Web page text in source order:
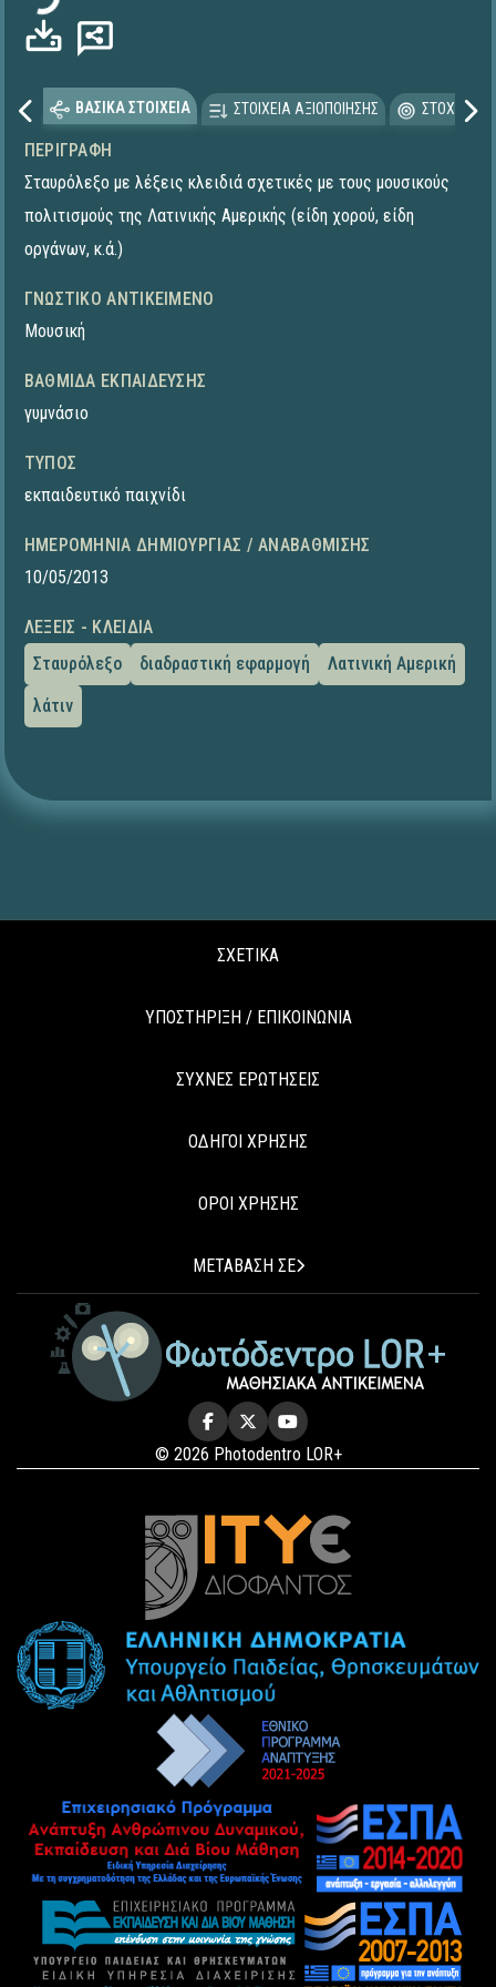
ΒΑΣΙΚΑ ΣΤΟΙΧΕΙΑ ΣΤΟΙΧΕΙΑ ΑΞΙΟΠΟΙΗΣΗΣ
ΠΕΡΙΓΡΑΦΉ
Σταυρόλεξο με λέξεις κλειδιά σχετικές με τους μουσικούς
πολιτισμούς της Λατινικής Αμερικής (είδη χορού, είδη
οργάνων, κ.ά.)
ΓΝΩΣΤΙΚΌ ΑΝΤΙΚΕΊΜΕΝΟ
Μουσική
ΒΑΘΜΊΔΑ ΕΚΠΑΊΔΕΥΣΗΣ
γυμνάσιο
ΤΎΠΟΣ
εκπαιδευτικό παιχνίδι
ΗΜΕΡΟΜΗΝΊΑ ΔΗΜΙΟΥΡΓΊΑΣ / ΑΝΑΒΆΘΜΙΣΗΣ
10/05/2013
ΛΈΞΕΙΣ - ΚΛΕΙΔΙΆ
Σταυρόλεξο
διαδραστική εφαρμογή
Λατινική Αμερική
λάτιν
ΣΧΕΤΙΚΑ
ΥΠΟΣΤΗΡΙΞΗ / ΕΠΙΚΟΙΝΩΝΙΑ
ΣΥΧΝΕΣ ΕΡΩΤΗΣΕΙΣ
ΟΔΗΓΟΙ ΧΡΗΣΗΣ
ΟΡΟΙ ΧΡΗΣΗΣ
ΜΕΤΑΒΑΣΗ ΣΕ
© 2026 Photodentro LOR+